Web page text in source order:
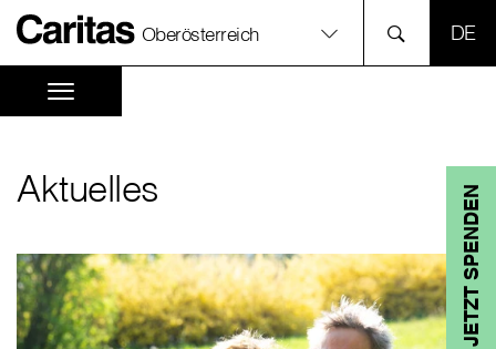
Oberösterreich
JETZT SPENDEN
Aktuelles